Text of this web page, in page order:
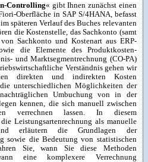
Controlling« gibt Ihnen zunächst einen
Oberfläche in SAP S/4HANA, befasst
späteren Verlauf des Buches relevanten
die Kostenstelle, das Sachkonto (samt
Sachkonto und Kostenart aus ERP-
die Elemente des Produktkosten-
und Marktsegmentrechnung (CO-PA)
Verständnis gehen wir
direkten und indirekten Kosten
unterschiedlichen Möglichkeiten der
Umbuchung von in der
kennen, die sich manuell zwischen
verrechnen lassen. In diesem
Leistungsartenrechnung als manuelle
erläutern die Grundlagen der
sowie die Bedeutung von statistischen
Sie, wann Sie diese Methoden
eine komplexere Verrechnung